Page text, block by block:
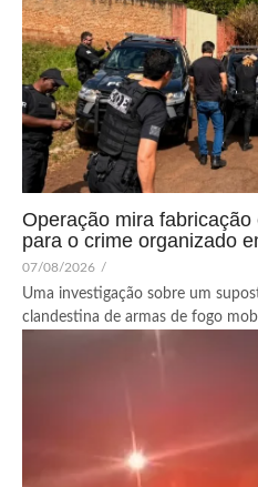
Operação mira
para o crime organizado
07/08/2026 /
Uma investigação sobre um
clandestina de armas de fogo